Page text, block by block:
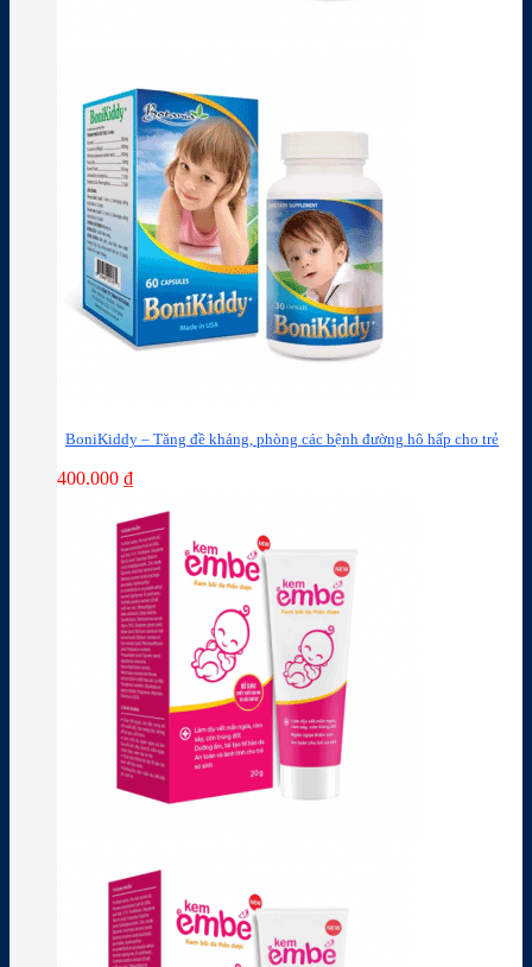
BoniKiddy – Tăng đề kháng, phòng các bệnh đường hô hấp cho trẻ
400.000 ₫